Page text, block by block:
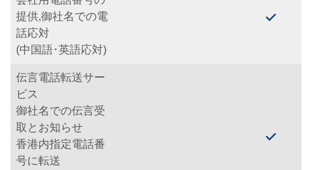
提供,御社名での電
話応対
(中国語･英語応対)
伝言電話転送サー
ビス
御社名での伝言受
取とお知らせ
香港内指定電話番
号に転送